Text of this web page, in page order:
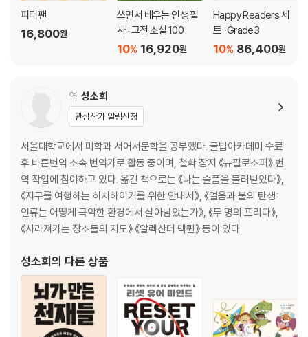
피터팬
16,800원
쓰면서 배우는 인생 필
사 : 고전 소설 100
16,920원
10%
Happy Readers 세
트-Grade3
86,400원
10%
역 성소희
관심작가 알림신청
서울대학교에서 미학과 서어서문학을 공부했다. 글밥아카데미 수료
후 바른번역 소속 번역가로 활동 중이며, 철학 잡지 《뉴필로소퍼》 번
역 작업에 참여하고 있다. 옮긴 책으로는 《나는 슬픔을 물려받았다》,
《지구를 여행하는 히치하이커를 위한 안내서》, 《얼음과 불의 탄생:
인류는 어떻게 극악한 환경에서 살아남았는가》, 《두 명의 프리다》,
《사라져가는 장소들의 지도》 《알렉산더 맥퀸》 등이 있다.
성소희의 다른 상품